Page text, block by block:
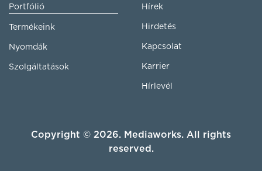
Portfólió
Termékeink
Nyomdák
Szolgáltatások
Hírek
Hirdetés
Kapcsolat
Karrier
Hírlevél
Copyright © 2026. Mediaworks. All rights
reserved.